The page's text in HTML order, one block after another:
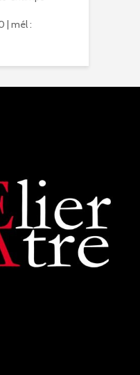
de
voir plus
bons
travail.
très bonne
| mél :